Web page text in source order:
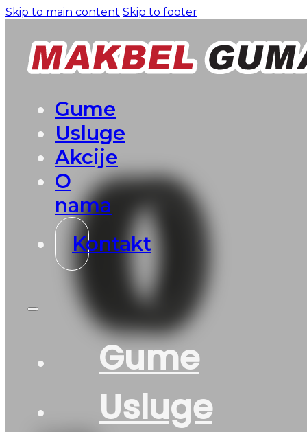
Skip to main content Skip to footer
Gume
Usluge
Akcije
O
nama
Kontakt
Gume
Usluge